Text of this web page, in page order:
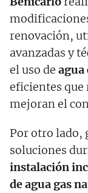
renovación,
avanzadas y
el uso de agua
eficientes que
mejoran el
Por otro lado,
soluciones
instalación
de agua gas